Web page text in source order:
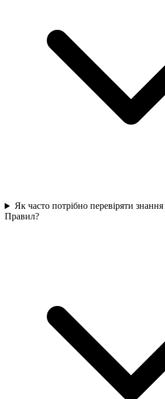
Як часто потрібно перевіряти
Правил?